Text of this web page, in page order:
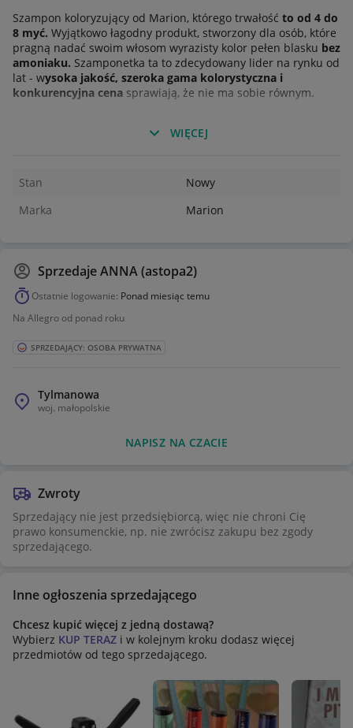
Szampon koloryzujący od Marion, którego trwałość to od 4 do
8 myć. Wyjątkowo łagodny produkt, stworzony dla osób, które
pragną nadać swoim włosom wyrazisty kolor pełen blasku bez
amoniaku. Szamponetka ta to zdecydowany lider na rynku od
lat - wysoka jakość, szeroka gama kolorystyczna i
konkurencyjna cena sprawiają, że nie ma sobie równym.
że w szybki i nieinwazyjny dla włosów sposób możesz zmienić
dzięki czemu zostaje przywrócony im zdrowy wygląd.
Dziękiżelowej konsystencji
produkt jest wygodny i łatwy w
aplikacji - równomiernie się rozprowadza i pokrywa włosy.
wyjściowego, długości czasu koloryzacji oraz kosmetyków
stosowanych po koloryzacji.
Zawartość zawiera
Szampon koloryzujący 40 ml
Rękawiczki
WIĘCEJ
Stan
Nowy
Marka
Marion
SprzedajeANNA (astopa2)
Ostatnie logowanie: Ponad miesiąc temu
Na Allegro od ponad roku
SPRZEDAJĄCY: OSOBA PRYWATNA
Tylmanowa
woj. małopolskie
NAPISZ NA CZACIE
Zwroty
Sprzedający nie jest przedsiębiorcą, więc nie chroni Cię
prawo konsumenckie, np. nie zwrócisz zakupu bez zgody
sprzedającego.
Inne ogłoszenia sprzedającego
Chcesz kupić więcej z jedną dostawą?
Wybierz KUP TERAZ i w kolejnym kroku dodasz więcej
przedmiotów od tego sprzedającego.